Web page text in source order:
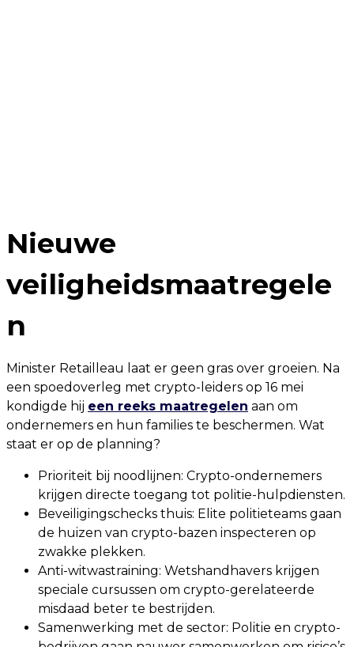
Nieuwe
veiligheidsmaatregele
n
Minister Retailleau laat er geen gras over groeien. Na
een spoedoverleg met crypto-leiders op 16 mei
kondigde hij een reeks maatregelen aan om
ondernemers en hun families te beschermen. Wat
staat er op de planning?
Prioriteit bij noodlijnen: Crypto-ondernemers
krijgen directe toegang tot politie-hulpdiensten.
Beveiligingschecks thuis: Elite politieteams gaan
de huizen van crypto-bazen inspecteren op
zwakke plekken.
Anti-witwastraining: Wetshandhavers krijgen
speciale cursussen om crypto-gerelateerde
misdaad beter te bestrijden.
Samenwerking met de sector: Politie en crypto-